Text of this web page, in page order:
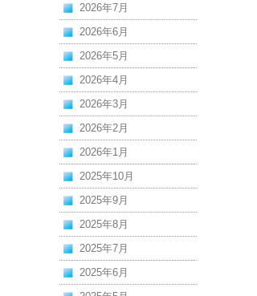
2026年7月
2026年6月
2026年5月
2026年4月
2026年3月
2026年2月
2026年1月
2025年10月
2025年9月
2025年8月
2025年7月
2025年6月